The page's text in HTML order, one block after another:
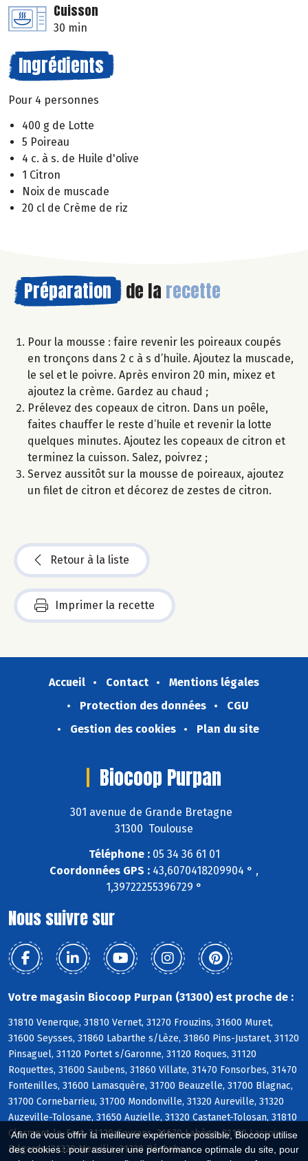
Afin de vous offrir la meilleure expérience possible, Biocoop utilise
des cookies : pour assurer une performance optimale du site, pour
Cuisson
30 min
Ingrédients
Pour 4 personnes
400 g de Lotte
5 Poireau
4 c. à s. de Huile d'olive
1 Citron
Noix de muscade
20 cl de Crème de riz
Préparation de la recette
Pour la mousse : faire revenir les poireaux coupés
en tronçons dans 2 c à s d’huile. Ajoutez la muscade,
le sel et le poivre. Après environ 20 min, mixez et
ajoutez la crème. Gardez au chaud ;
Prélevez des copeaux de citron. Dans un poêle,
faites chauffer le reste d’huile et revenir la lotte
quelques minutes. Ajoutez les copeaux de citron et
terminez la cuisson. Salez, poivrez ;
Servez aussitôt sur la mousse de poireaux, ajoutez
un filet de citron et décorez de zestes de citron.
Retour à la liste
Imprimer la recette
Accueil Contact
Mentions légales
Protection des données
CGU
Gestion des cookies
Plan du site
Biocoop Purpan
301 avenue de Grande Bretagne
31300 Toulouse
Téléphone :05 34 36 61 01
Coordonnées GPS : 43,6070418209904 ° ,
1,39722255396729 °
Nous suivre sur
Votre magasin Biocoop Purpan (31300) est proche de :
31810 Venerque, 31810 Vernet, 31270 Frouzins, 31600 Muret,
31600 Seysses, 31860 Labarthe s/Lèze, 31860 Pins-Justaret, 31120
Pinsaguel, 31120 Portet s/Garonne, 31120 Roques, 31120
Roquettes, 31600 Saubens, 31860 Villate, 31470 Fonsorbes, 31470
Fontenilles, 31600 Lamasquère, 31700 Beauzelle, 31700 Blagnac,
31700 Cornebarrieu, 31700 Mondonville, 31320 Aureville, 31320
Auzeville-Tolosane, 31650 Auzielle, 31320 Castanet-Tolosan, 31810
Clermont-le-Fort, 31120 Goyrans, 31670 Labège, 31120 Lacroix-
Falgarde, 31320 Mervilla, 31320 Péchabou